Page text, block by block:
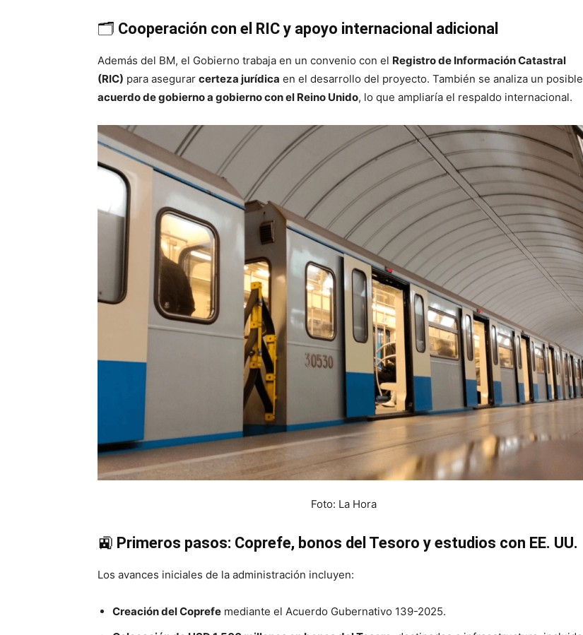
🗂️ Cooperación con el RIC y apoyo internacional adicional
Además del BM, el Gobierno trabaja en un convenio con el Registro de Información Catastral
(RIC) para asegurar certeza jurídica en el desarrollo del proyecto. También se analiza un posible
acuerdo de gobierno a gobierno con el Reino Unido, lo que ampliaría el respaldo internacional.
Foto: La Hora
🚉 Primeros pasos: Coprefe, bonos del Tesoro y estudios con EE. UU.
Los avances iniciales de la administración incluyen:
Creación del Coprefe mediante el Acuerdo Gubernativo 139-2025.